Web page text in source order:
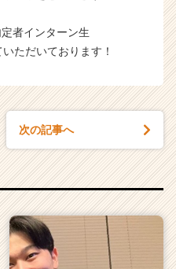
者インターン生
ただいております！
次の記事へ